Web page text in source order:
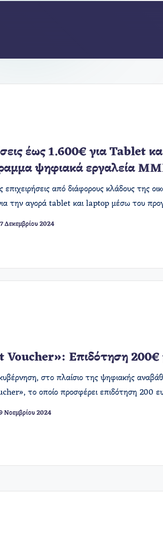
έως 1.600€ για Tablet
ψηφιακά εργαλεία
επιχειρήσεις από διάφορους κλάδους της
την αγορά tablet και laptop μέσω του
Δεκεμβρίου 2024
Voucher»: Επιδότηση 200€
στο πλαίσιο της ψηφιακής
το οποίο προσφέρει επιδότηση 200
Νοεμβρίου 2024